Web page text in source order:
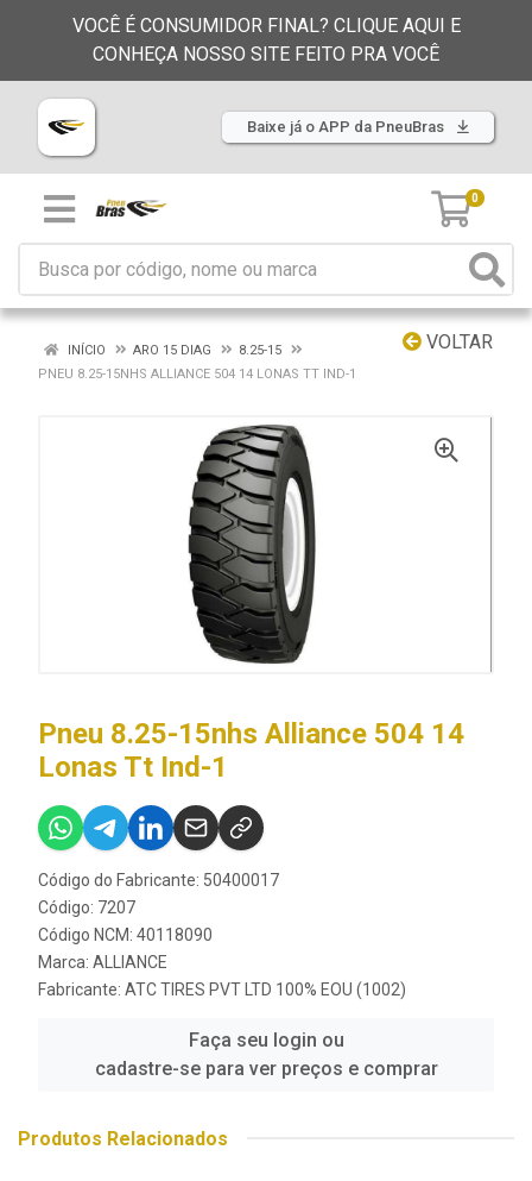
VOCÊ É CONSUMIDOR FINAL? CLIQUE AQUI E
CONHEÇA NOSSO SITE FEITO PRA VOCÊ
Baixe já o APP da PneuBras
0
VOLTAR
INÍCIO ARO 15 DIAG
8.25-15
PNEU 8.25-15NHS ALLIANCE 504 14 LONAS TT IND-1
Pneu 8.25-15nhs Alliance 504 14
Lonas Tt Ind-1
Código do Fabricante: 50400017
Código: 7207
Código NCM: 40118090
Marca: ALLIANCE
Fabricante: ATC TIRES PVT LTD 100% EOU (1002)
Faça seu login ou
cadastre-se para ver preços e comprar
Produtos Relacionados